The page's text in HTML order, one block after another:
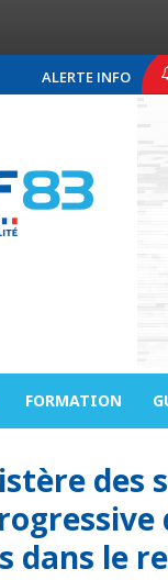
ALERTE INFO
DE PRESSE AMF83
FORMATION
des
dans le